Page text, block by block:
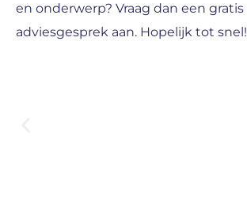
en onderwerp? Vraag dan een gratis
adviesgesprek aan. Hopelijk tot snel!